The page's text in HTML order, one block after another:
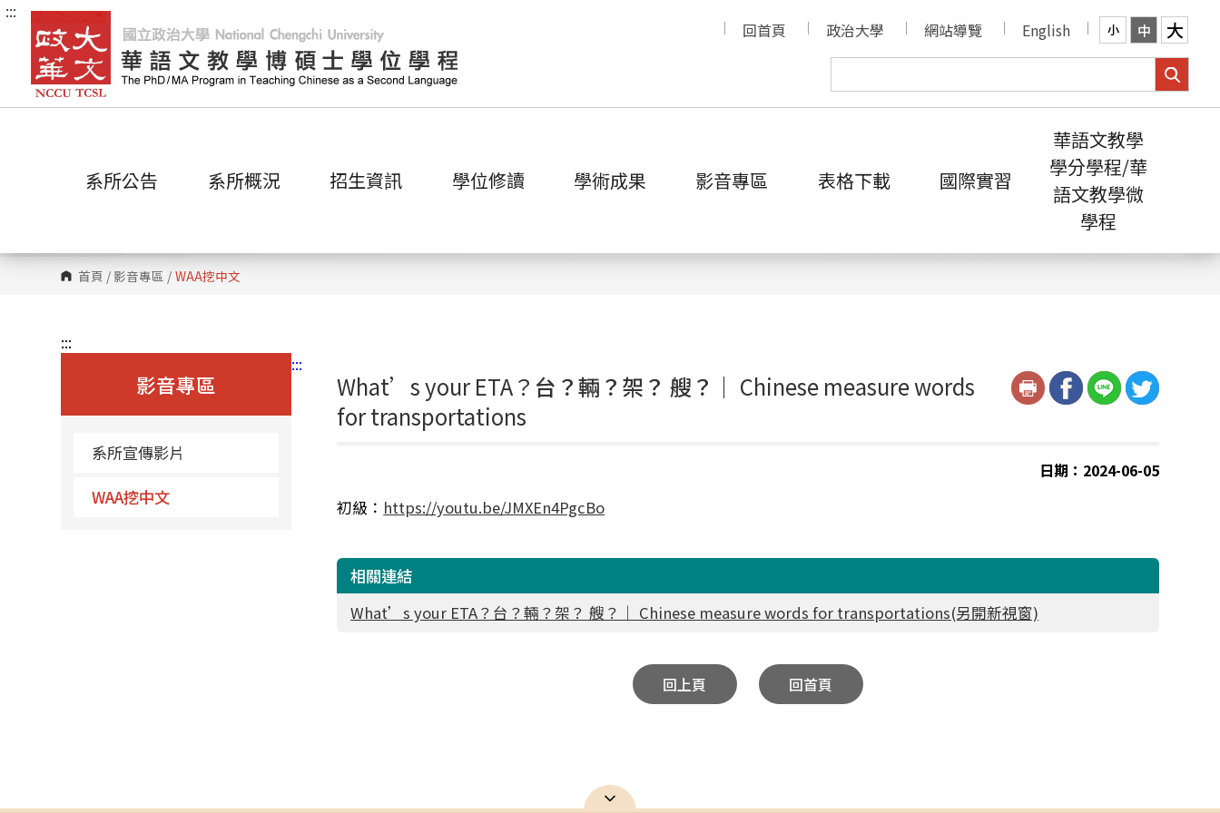
跳
內
:::
回首頁
政治大學 網站導覽 English 小 中 大
系所公告 系所概況 招生資訊 學位修讀 學術成果 影音專區 表格下載 國際實習
華語文教學
學分學程/華
語文教學微
學程
首頁 / 影音專區 / WAA挖中文
:::
影音專區
系所宣傳影片
WAA挖中文
:::
What’s your ETA？ 台？輛？架？ 艘？｜ Chinese measure words
for transportations
日期：2024-06-05
初級： https://youtu.be/JMXEn4PgcBo
相關連結
What’s your ETA？台？輛？架？ 艘？｜ Chinese measure words for transportations(另開新視窗)
回上頁 回首頁